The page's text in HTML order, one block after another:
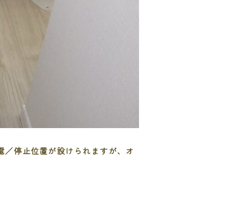
停止位置が設けられますが、オ